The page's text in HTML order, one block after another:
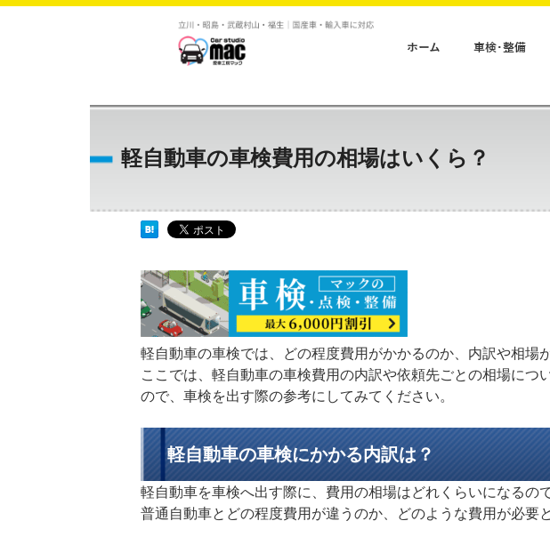
ホーム 車検･整備
軽自動車の車検費用の相場はいくら？
軽自動車の車検では、どの程度費用がかかるのか、内訳や相場
ここでは、軽自動車の車検費用の内訳や依頼先ごとの相場に
ので、車検を出す際の参考にしてみてください。
軽自動車の車検にかかる内訳は？
軽自動車を車検へ出す際に、費用の相場はどれくらいになるの
普通自動車とどの程度費用が違うのか、どのような費用が必要